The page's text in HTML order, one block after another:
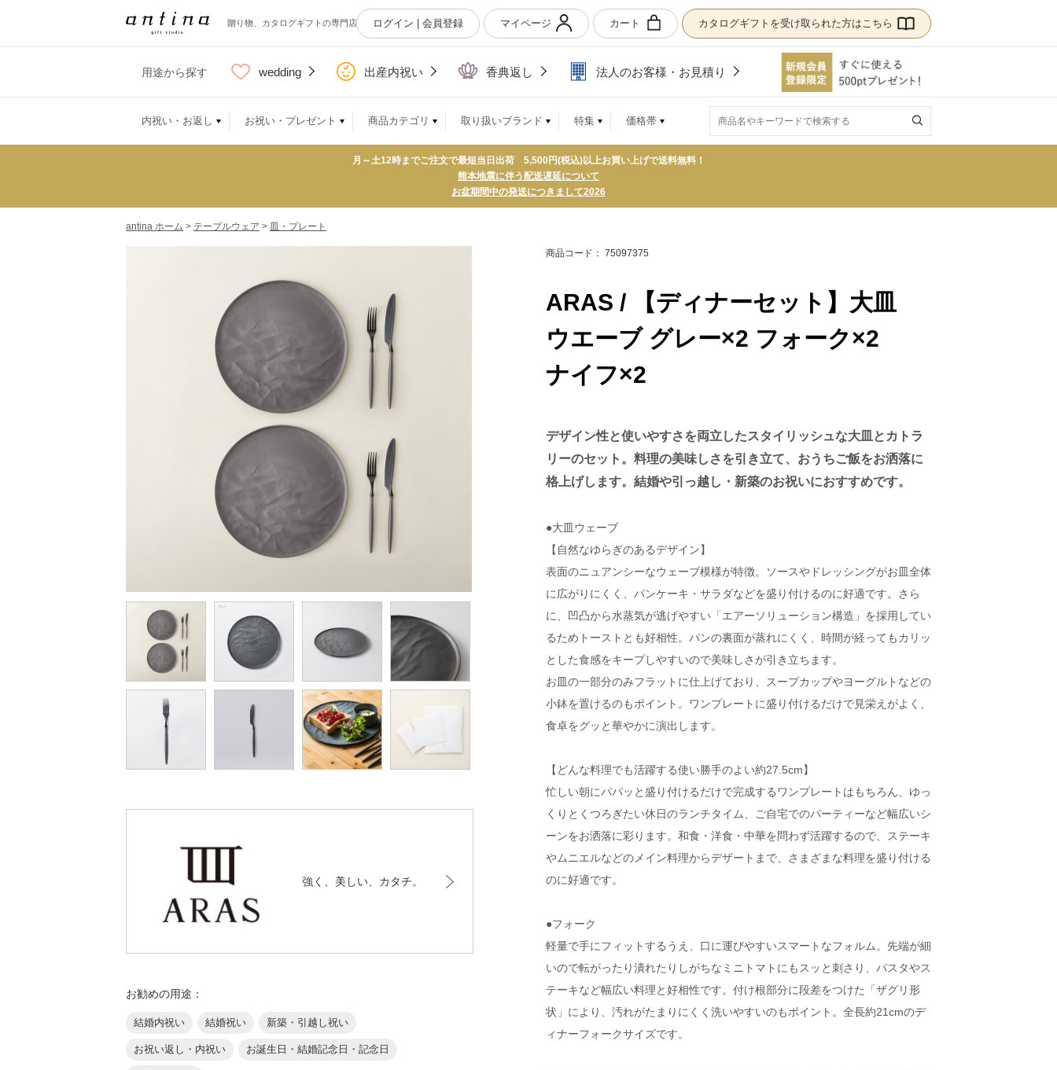
贈り物、カタログギフトの専門店 ログイン | 会員登録 マイページ カート カタログギフトを受け取られた方はこちら
用途から探す wedding 出産内祝い 香典返し 法人のお客様・お見積り
内祝い・お返し お祝い・プレゼント 商品カテゴリ 取り扱いブランド 特集 価格帯
月～土12時までご注文で最短当日出荷 5,500円(税込)以上お買い上げで送料無料！
熊本地震に伴う配送遅延について
お盆期間中の発送につきまして2026
antina ホーム > テーブルウェア > 皿・プレート
強く、美しい、カタチ。
お勧めの用途：
結婚内祝い 結婚祝い 新築・引越し祝い
お祝い返し・内祝い お誕生日・結婚記念日・記念日
商品コード： 75097375
ARAS / 【ディナーセット】大皿
ウエーブ グレー×2 フォーク×2
ナイフ×2
デザイン性と使いやすさを両立したスタイリッシュな大皿とカトラ
リーのセット。料理の美味しさを引き立て、おうちご飯をお洒落に
格上げします。結婚や引っ越し・新築のお祝いにおすすめです。
●大皿ウェーブ
【自然なゆらぎのあるデザイン】
表面のニュアンシーなウェーブ模様が特徴。ソースやドレッシングがお皿全体
に広がりにくく、パンケーキ・サラダなどを盛り付けるのに好適です。さら
に、凹凸から水蒸気が逃げやすい「エアーソリューション構造」を採用してい
るためトーストとも好相性。パンの裏面が蒸れにくく、時間が経ってもカリッ
とした食感をキープしやすいので美味しさが引き立ちます。
お皿の一部分のみフラットに仕上げており、スープカップやヨーグルトなどの
小鉢を置けるのもポイント。ワンプレートに盛り付けるだけで見栄えがよく、
食卓をグッと華やかに演出します。
【どんな料理でも活躍する使い勝手のよい約27.5cm】
忙しい朝にパパッと盛り付けるだけで完成するワンプレートはもちろん、ゆっ
くりとくつろぎたい休日のランチタイム、ご自宅でのパーティーなど幅広いシ
ーンをお洒落に彩ります。和食・洋食・中華を問わず活躍するので、ステーキ
やムニエルなどのメイン料理からデザートまで、さまざまな料理を盛り付ける
のに好適です。
●フォーク
軽量で手にフィットするうえ、口に運びやすいスマートなフォルム。先端が細
いので転がったり潰れたりしがちなミニトマトにもスッと刺さり、パスタやス
テーキなど幅広い料理と好相性です。付け根部分に段差をつけた「ザグリ形
状」により、汚れがたまりにくく洗いやすいのもポイント。全長約21cmのデ
ィナーフォークサイズです。